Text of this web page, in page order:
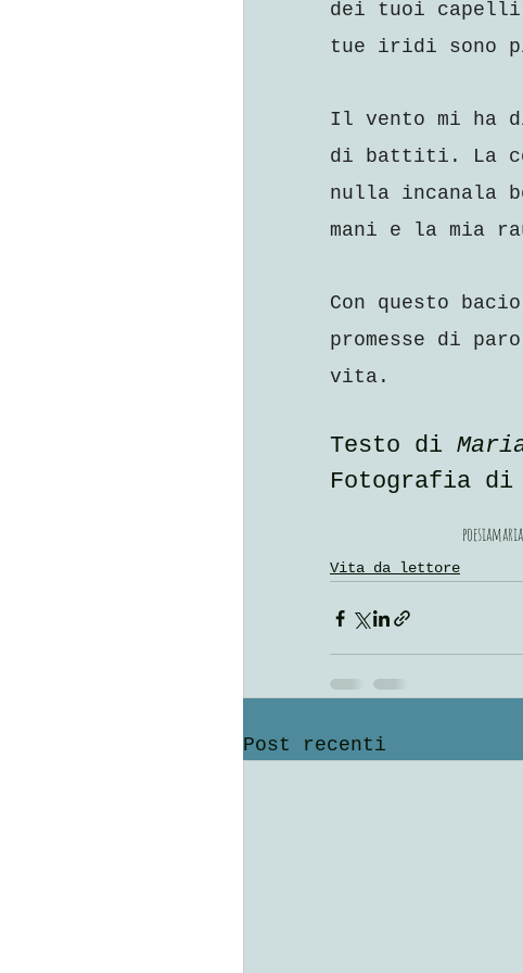
dei tuoi
tue iridi sono
Il vento mi ha
di battiti. La
nulla incanala
mani e la mia
Con questo
promesse di
vita.
Testo di
Fotografia di
poesia
Vita da lettore
Post recenti